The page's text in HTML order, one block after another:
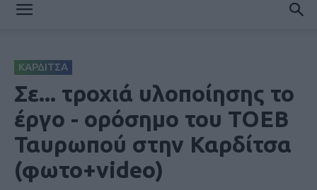
ΚΑΡΔΙΤΣΑ
Σε... τροχιά υλοποίησης το
έργο - ορόσημο του ΤΟΕΒ
Ταυρωπού στην Καρδίτσα
(φωτο+video)